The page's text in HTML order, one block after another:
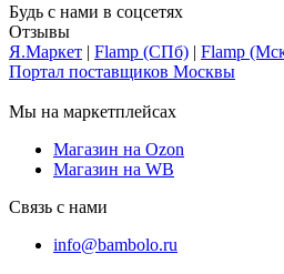
Будь с нами в соцсетях
Отзывы
Я.Маркет | Flamp (СПб) | Flamp
Портал поставщиков Москвы
Мы на маркетплейсах
Магазин на Ozon
Магазин на WB
Связь с нами
info@bambolo.ru